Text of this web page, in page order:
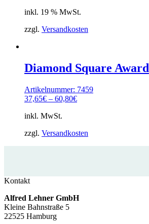
inkl. 19 % MwSt.
zzgl. Versandkosten
Diamond Square Award
Artikelnummer: 7459
37,65€ – 60,80€
inkl. MwSt.
zzgl. Versandkosten
Kontakt
Alfred Lehner GmbH
Kleine Bahnstraße 5
22525 Hamburg